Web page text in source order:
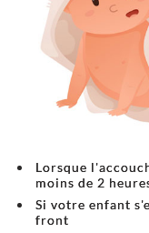
Lorsque
moins de 2
Si votre enfant
front